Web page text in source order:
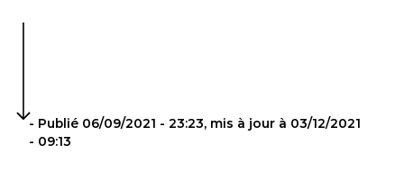
- Publié 06/09/2021 - 23:23, mis à jour à 03/12/2021
- 09:13